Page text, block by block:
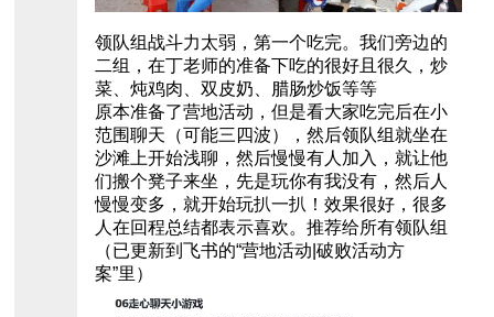
领队组战斗力太弱，第一个吃完。我们旁边的
二组，在丁老师的准备下吃的很好且很久，炒
菜、炖鸡肉、双皮奶、腊肠炒饭等等
原本准备了营地活动，但是看大家吃完后在小
范围聊天（可能三四波），然后领队组就坐在
沙滩上开始浅聊，然后慢慢有人加入，就让他
们搬个凳子来坐，先是玩你有我没有，然后人
慢慢变多，就开始玩扒一扒！效果很好，很多
人在回程总结都表示喜欢。推荐给所有领队组
（已更新到飞书的“营地活动|破败活动方
案”里）